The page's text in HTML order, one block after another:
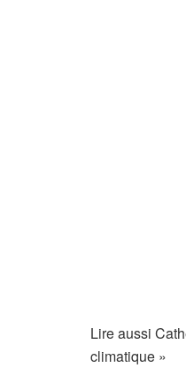
Lire aussi
climatique »